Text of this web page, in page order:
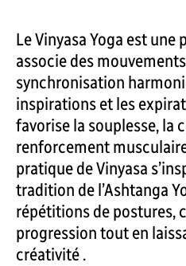
Le Vinyasa Yoga est
associe des
synchronisation
inspirations et les
favorise la souplesse, la
renforcement
pratique de Vinyasa
tradition de l’Ashtanga
répétitions de postures,
progression tout en
créativité .